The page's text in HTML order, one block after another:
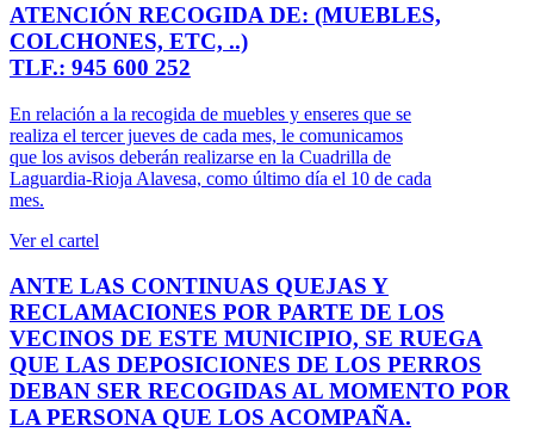
ATENCIÓN RECOGIDA DE: (MUEBLES,
COLCHONES, ETC, ..)
TLF.: 945 600 252
En relación a la recogida de muebles y enseres que se
realiza el tercer jueves de cada mes, le comunicamos
que los avisos deberán realizarse en la Cuadrilla de
Laguardia-Rioja Alavesa, como último día el 10 de cada
mes.
Ver el cartel
ANTE LAS CONTINUAS QUEJAS Y
RECLAMACIONES POR PARTE DE LOS
VECINOS DE ESTE MUNICIPIO, SE RUEGA
QUE LAS DEPOSICIONES DE LOS PERROS
DEBAN SER RECOGIDAS AL MOMENTO POR
LA PERSONA QUE LOS ACOMPAÑA.